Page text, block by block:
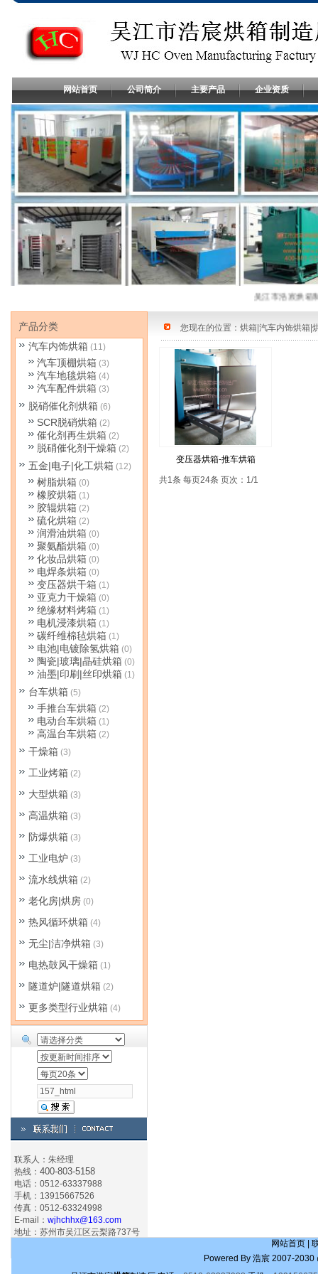
网站首页 公司简介 主要产品 企业资质
您现在的位置： 烘箱|汽车内饰烘箱|
变压器烘箱-推车烘箱
共1条 每页24条 页次：1/1
产品分类
汽车内饰烘箱 (11)
汽车顶棚烘箱 (3)
汽车地毯烘箱 (4)
汽车配件烘箱 (3)
脱硝催化剂烘箱 (6)
SCR脱硝烘箱 (2)
催化剂再生烘箱 (2)
脱硝催化剂干燥箱 (2)
五金|电子|化工烘箱 (12)
树脂烘箱 (0)
橡胶烘箱 (1)
胶辊烘箱 (2)
硫化烘箱 (2)
润滑油烘箱 (0)
聚氨酯烘箱 (0)
化妆品烘箱 (0)
电焊条烘箱 (0)
变压器烘干箱 (1)
亚克力干燥箱 (0)
绝缘材料烤箱 (1)
电机浸漆烘箱 (1)
碳纤维棉毡烘箱 (1)
电池|电镀除氢烘箱 (0)
陶瓷|玻璃|晶硅烘箱 (0)
油墨|印刷|丝印烘箱 (1)
台车烘箱 (5)
手推台车烘箱 (2)
电动台车烘箱 (1)
高温台车烘箱 (2)
干燥箱 (3)
工业烤箱 (2)
大型烘箱 (3)
高温烘箱 (3)
防爆烘箱 (3)
工业电炉 (3)
流水线烘箱 (2)
老化房|烘房 (0)
热风循环烘箱 (4)
无尘|洁净烘箱 (3)
电热鼓风干燥箱 (1)
隧道炉|隧道烘箱 (2)
更多类型行业烘箱 (4)
吴江市浩宸烘箱制
联系人：朱经理
热线： 400-803-5158
电话：0512-63337988
手机：13915667526
传真：0512-63324998
E-mail： wjhchhx@163.com
地址：苏州市吴江区云梨路737号
网站首页|
Powered By 浩宸 2007-2030